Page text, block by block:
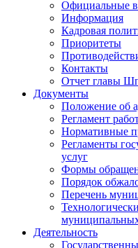
Официальные
Информация
Кадровая
Приоритеты
Контакты
Отчет главы
Документы
Положение об
Регламент
Нормативные
Регламенты
услуг
Формы
Порядок
Перечень
Деятельность